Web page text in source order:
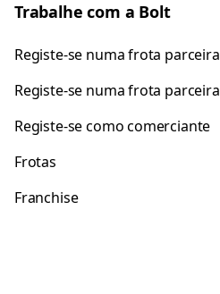
Trabalhe com a Bolt
Registe-se numa frota parceira
Registe-se numa frota parceira
Registe-se como comerciante
Frotas
Franchise